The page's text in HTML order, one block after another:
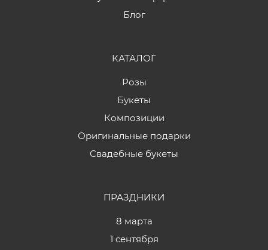
Блог
КАТАЛОГ
Розы
Букеты
Композиции
Оригинальные подарки
Свадебные букеты
ПРАЗДНИКИ
8 марта
1 сентября